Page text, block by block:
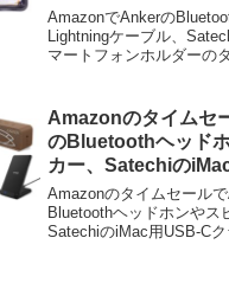
ルが開催中。
AmazonでAnkerの
Lightningケーブル、
マートフォンホルダーの
Amazonのタイムセ
のBluetoothヘッド
カー、Satechiの
ランプハブなどが特
中。
Amazonのタイムセール
Bluetoothヘッドホンやス
SatechiのiMac用USB-C